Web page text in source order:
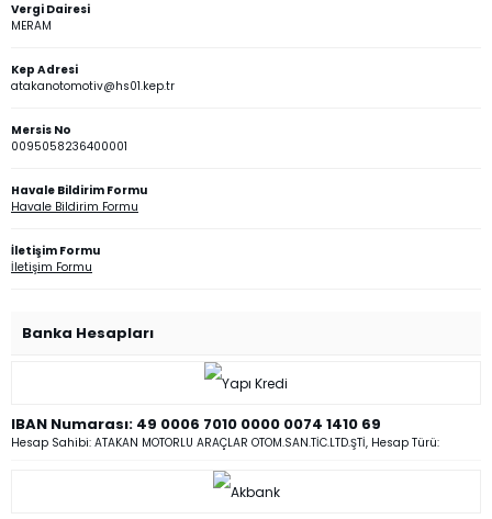
Vergi Dairesi
MERAM
Kep Adresi
atakanotomotiv@hs01.kep.tr
Mersis No
0095058236400001
Havale Bildirim Formu
Havale Bildirim Formu
İletişim Formu
İletişim Formu
Banka Hesapları
IBAN Numarası: 49 0006 7010 0000 0074 1410 69
Hesap Sahibi: ATAKAN MOTORLU ARAÇLAR OTOM.SAN.TİC.LTD.ŞTİ, Hesap Türü: